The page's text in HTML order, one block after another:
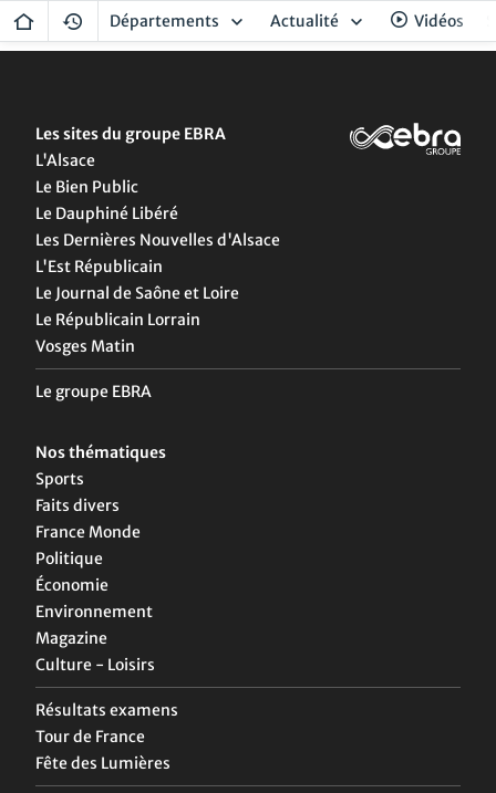
Départements Actualité Vidéos
Les sites du groupe EBRA
L'Alsace
Le Bien Public
Le Dauphiné Libéré
Les Dernières Nouvelles d'Alsace
L'Est Républicain
Le Journal de Saône et Loire
Le Républicain Lorrain
Vosges Matin
Le groupe EBRA
Nos thématiques
Sports
Faits divers
France Monde
Politique
Économie
Environnement
Magazine
Culture - Loisirs
Résultats examens
Tour de France
Fête des Lumières